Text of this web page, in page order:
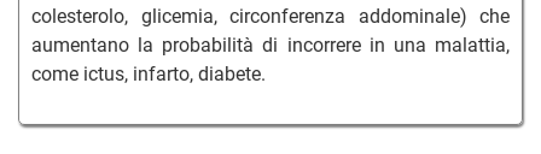
colesterolo, glicemia, circonferenza addominale) che
aumentano la probabilità di incorrere in una malattia,
come ictus, infarto, diabete.